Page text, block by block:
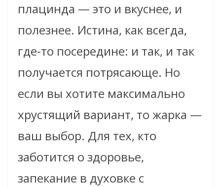
плацинда — это и вкуснее, и
полезнее. Истина, как всегда,
где-то посередине: и так, и так
получается потрясающе. Но
если вы хотите максимально
хрустящий вариант, то жарка —
ваш выбор. Для тех, кто
заботится о здоровье,
запекание в духовке с